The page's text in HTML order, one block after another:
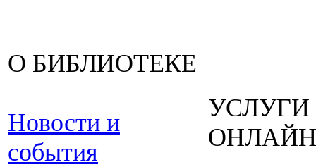
О БИБЛИОТЕКЕ
Новости и
события
УСЛУГИ
ОНЛАЙН